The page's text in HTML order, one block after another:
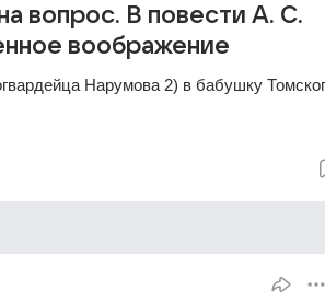
вопрос. В повести А. С.
воображение
Нарумова 2) в бабушку